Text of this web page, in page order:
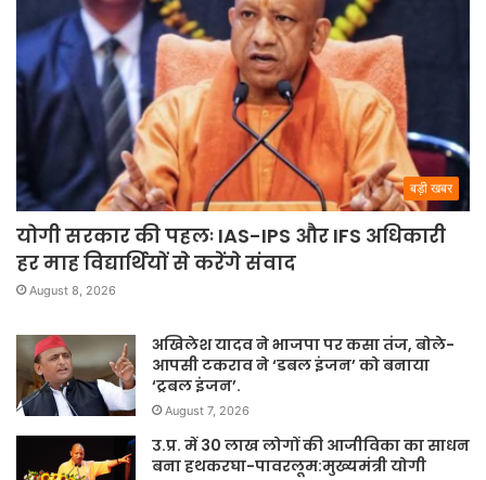
बड़ी खबर
योगी सरकार की पहलः IAS-IPS और IFS अधिकारी
हर माह विद्यार्थियों से करेंगे संवाद
August 8, 2026
अखिलेश यादव ने भाजपा पर कसा तंज, बोले-
आपसी टकराव ने ‘डबल इंजन’ को बनाया
‘ट्रबल इंजन’.
August 7, 2026
उ.प्र. में 30 लाख लोगों की आजीविका का साधन
बना हथकरघा-पावरलूम:मुख्यमंत्री योगी